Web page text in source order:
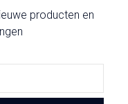
producten en